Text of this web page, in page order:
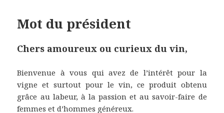
Mot du président
Chers amoureux ou curieux du vin,
Bienvenue à vous qui avez de l’intérêt pour la
vigne et surtout pour le vin, ce produit obtenu
grâce au labeur, à la passion et au savoir-faire de
femmes et d’hommes généreux.